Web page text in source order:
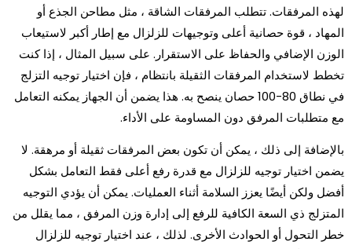
لهذه المرفقات. تتطلب المرفقات الشاقة ، مثل مطاحن الجذع أو
المهاد ، قوة حصانية أعلى وتوجيهات للزلزال مع إطار أكبر لاستيعاب
الوزن الإضافي والحفاظ على الاستقرار. على سبيل المثال ، إذا كنت
تخطط لاستخدام المرفقات الثقيلة بانتظام ، فإن اختيار توجيه التزلج
في نطاق 80-100 حصان ينصح به. هذا يضمن أن الجهاز يمكنه التعامل
مع متطلبات المرفق دون المساومة على الأداء.
بالإضافة إلى ذلك ، يمكن أن تكون بعض المرفقات ثقيلة أو مرهقة. لا
يضمن اختيار توجيه للزلزال مع قدرة رفع أعلى فقط التعامل بشكل
أفضل ولكن أيضًا يعزز السلامة أثناء العمليات. يمكن أن يؤدي التوجيه
المتزلج ذي السعة الكافية للرفع إلى إدارة وزن المرفق ، مما يقلل من
خطر التحول أو الحوادث الأخرى. لذلك ، عند اختيار توجيه للزلزال